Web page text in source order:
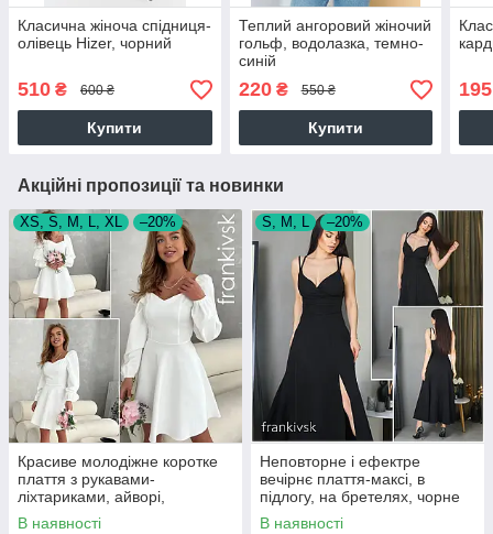
Класична жіноча спідниця-
олівець Hizer, чорний
510 ₴ 600 ₴
Купити
Теплий ангоровий жіночий
гольф, водолазка, темно-
синій
220₴ 550 ₴
Купити
195
Акційні пропозиції та новинки
XS, S, M, L, XL –20%
Красиве молодіжне коротке
плаття з рукавами-
ліхтариками, айворі,
молочно-біле
В наявності
S, M, L –20%
Неповторне і ефектре
вечірнє плаття-максі, в
підлогу, на бретелях, чорне
В наявності